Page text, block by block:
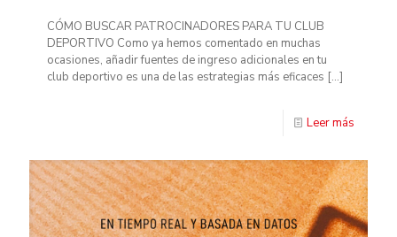
CÓMO BUSCAR PATROCINADORES PARA TU CLUB
DEPORTIVO Como ya hemos comentado en muchas
ocasiones, añadir fuentes de ingreso adicionales en tu
club deportivo es una de las estrategias más eficaces […]
Leer más